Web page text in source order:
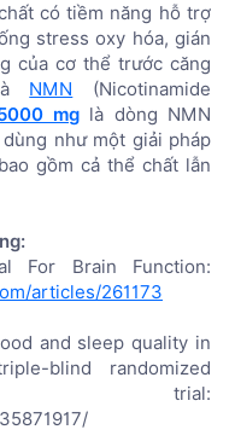
có tiềm năng hỗ trợ
stress oxy hóa, gián
của cơ thể trước căng
NMN (Nicotinamide
mg là dòng NMN
như một giải pháp
gồm cả thể chất lẫn
For Brain Function:
articles/261173
and sleep quality in
blind randomized
trial: